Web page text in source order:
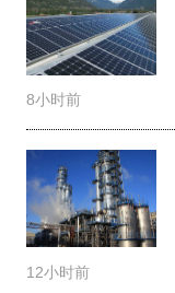
8小时前
12小时前